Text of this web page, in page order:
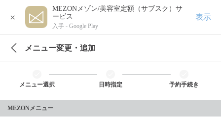
×
MEZONメゾン/美容室定額（サブスク）サ
ービス
入手 - Google Play
表示
メニュー変更・追加
メニュー選択 日時指定 予約手続き
MEZONメニュー